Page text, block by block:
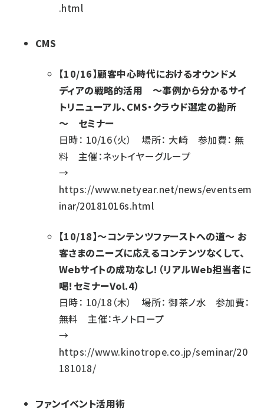
.html
CMS
【10/16】顧客中心時代におけるオウンドメ
ディアの戦略的活用 ～事例から分かるサイ
トリニューアル、CMS・クラウド選定の勘所
～ セミナー
日時： 10/16（火） 場所： 大崎 参加費： 無
料 主催：ネットイヤーグループ
→
https://www.netyear.net/news/eventsem
inar/20181016s.html
【10/18】～コンテンツファーストへの道～ お
客さまのニーズに応えるコンテンツなくして、
Webサイトの成功なし！（リアルWeb担当者に
喝！セミナーVol.4）
日時： 10/18（木） 場所： 御茶ノ水 参加費：
無料 主催：キノトロープ
→
https://www.kinotrope.co.jp/seminar/20
181018/
ファンイベント活用術